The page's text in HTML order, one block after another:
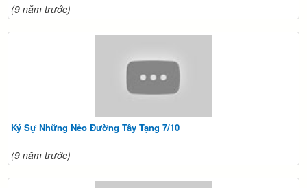
(9 năm trước)
Ký Sự Những Nẻo Đường Tây Tạng 7/10
(9 năm trước)